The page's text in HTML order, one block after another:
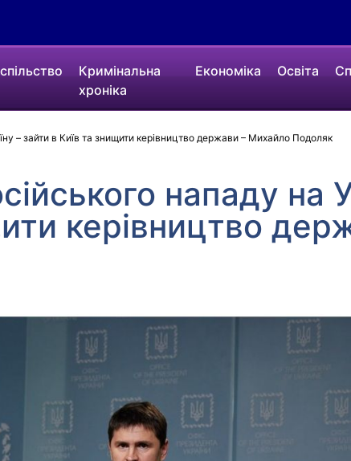
Кримінальна
хроніка
Економіка Освіта
– зайти в Київ та знищити керівництво держави – Михайло Подоляк
нападу на
керівництво